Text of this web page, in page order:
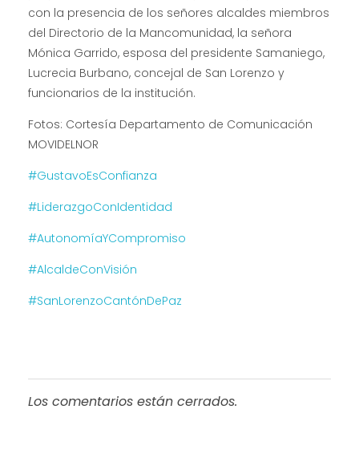
con la presencia de los señores alcaldes miembros
del Directorio de la Mancomunidad, la señora
Mónica Garrido, esposa del presidente Samaniego,
Lucrecia Burbano, concejal de San Lorenzo y
funcionarios de la institución.
Fotos: Cortesía Departamento de Comunicación
MOVIDELNOR
#GustavoEsConfianza
#LiderazgoConIdentidad
#AutonomíaYCompromiso
#AlcaldeConVisión
#SanLorenzoCantónDePaz
Los comentarios están cerrados.